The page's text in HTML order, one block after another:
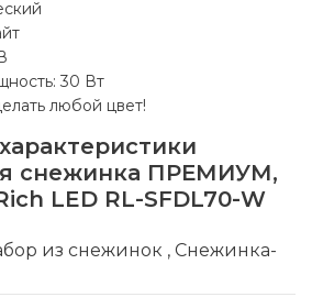
30 Вт
любой цвет!
снежинка ПРЕМИУМ,
LED RL-SFDL70-W
из снежинок , Снежинка-